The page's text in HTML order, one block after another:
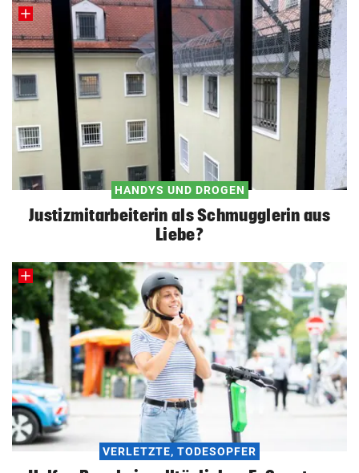
HANDYS UND DROGEN
Justizmitarbeiterin als Schmugglerin aus
Liebe?
VERLETZTE, TODESOPFER